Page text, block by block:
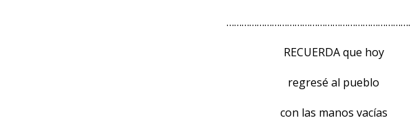
RECUERDA que hoy
regresé al pueblo
con las manos vacías